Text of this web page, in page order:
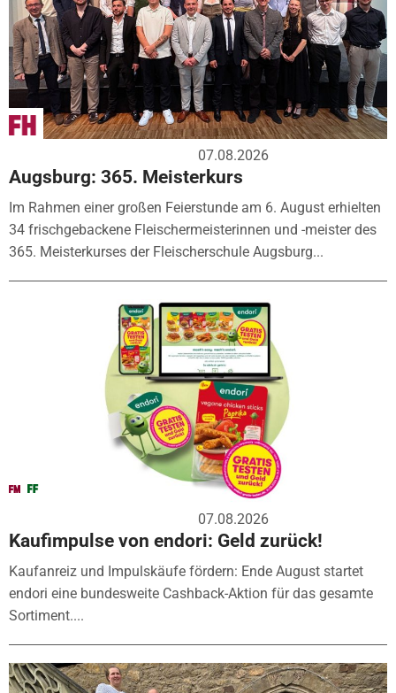
07.08.2026
Augsburg: 365. Meisterkurs
Im Rahmen einer großen Feierstunde am 6. August erhielten
34 frischgebackene Fleischermeisterinnen und -meister des
365. Meisterkurses der Fleischerschule Augsburg...
07.08.2026
Kaufimpulse von endori: Geld zurück!
Kaufanreiz und Impulskäufe fördern: Ende August startet
endori eine bundesweite Cashback-Aktion für das gesamte
Sortiment....